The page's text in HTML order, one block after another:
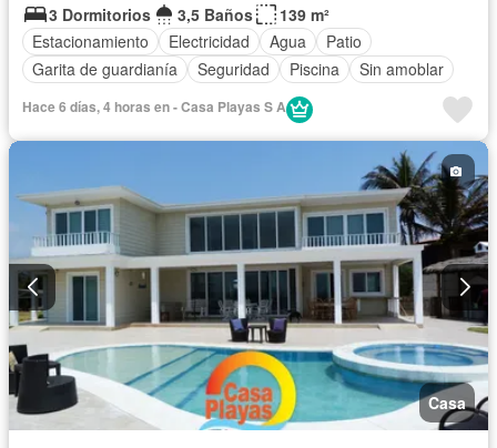
3 Dormitorios
3,5 Baños
139 m²
Estacionamiento
Electricidad Agua
Patio
Garita de guardianía
Seguridad Piscina Sin amoblar
Hace 6 días, 4 horas en - Casa Playas S A
Casa